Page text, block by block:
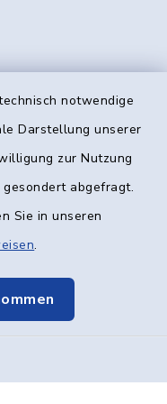
notwendige
Darstellung unserer
zur Nutzung
abgefragt.
Sie in unseren
.